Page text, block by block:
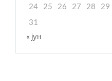
24
25 26 27 28 29
31
« јун